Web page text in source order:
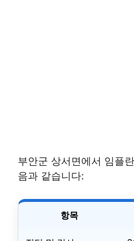
부안군 상서면에서 임플
음과 같습니다:
항목